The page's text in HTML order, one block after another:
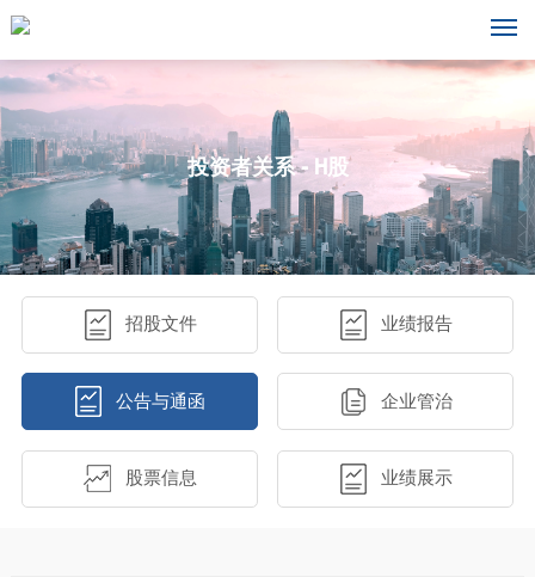
投资者关系 - H股
招股文件 业绩报告
公告与通函 企业管治
股票信息 业绩展示